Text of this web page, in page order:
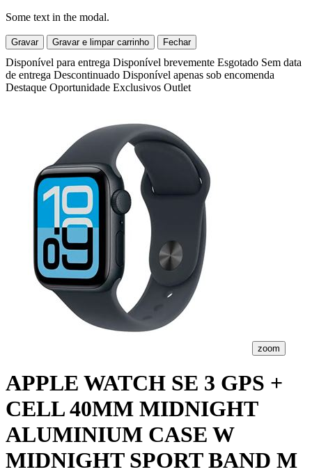
Some text in the modal.
Gravar Gravar e limpar carrinho Fechar
Disponível para entrega Disponível brevemente Esgotado Sem data
de entrega Descontinuado Disponível apenas sob encomenda
Destaque Oportunidade Exclusivos Outlet
zoom
APPLE WATCH SE 3 GPS +
CELL 40MM MIDNIGHT
ALUMINIUM CASE W
MIDNIGHT SPORT BAND M